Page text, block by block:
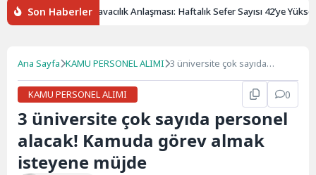
Son Haberler
Arasında Havacılık Anlaşması: Haftalık Sefer Sayısı 42’ye Yükseldi
Ana Sayfa KAMU PERSONEL ALIMI 3 üniversite çok sayıda
görev almak isteyene müjde
KAMU PERSONEL ALIMI 0
3 üniversite çok sayıda personel
alacak! Kamuda görev almak
isteyene müjde